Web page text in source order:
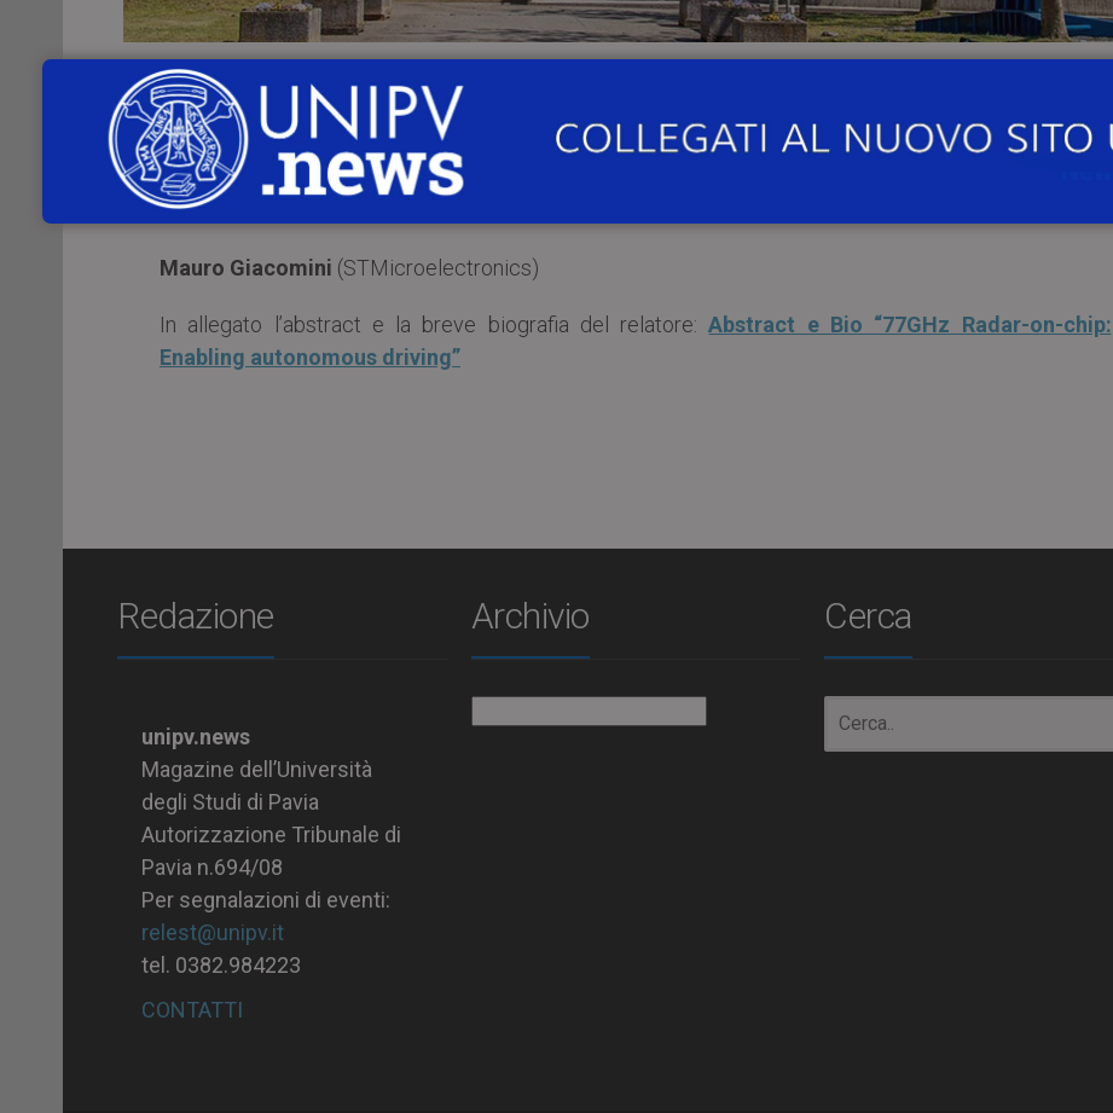
Mercoledì 19 aprile 2023, alle
Dipartimento di Ingegneria Industriale e dell’Informazione dell’Università di Pavia, si terrà il
seminario
“77GHz Radar-on-chip: Enabling autonomous driving”.
Relatore:
Mauro Giacomini (STMicroelectronics)
In allegato l’abstract e la breve biografia del relatore:Abstract e Bio “77GHz Radar-on-chip:
Enabling autonomous driving”
Redazione
unipv.news
Magazine dell’Università
degli Studi di Pavia
Autorizzazione Tribunale di
Pavia n.694/08
Per segnalazioni di eventi:
relest@unipv.it
tel. 0382.984223
CONTATTI
Archivio Cerca